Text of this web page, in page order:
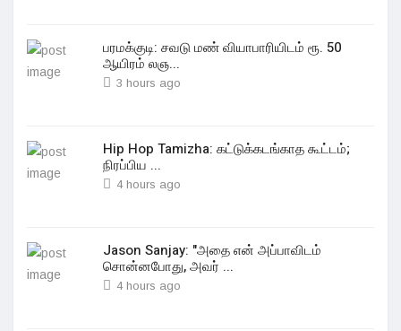
பரமக்குடி: சவடு மண் வியாபாரியிடம் ரூ. 50
ஆயிரம் லஞ...
3 hours ago
Hip Hop Tamizha: கட்டுக்கடங்காத கூட்டம்;
நிரப்பிய ...
4 hours ago
Jason Sanjay: "அதை என் அப்பாவிடம்
சொன்னபோது, அவர் ...
4 hours ago